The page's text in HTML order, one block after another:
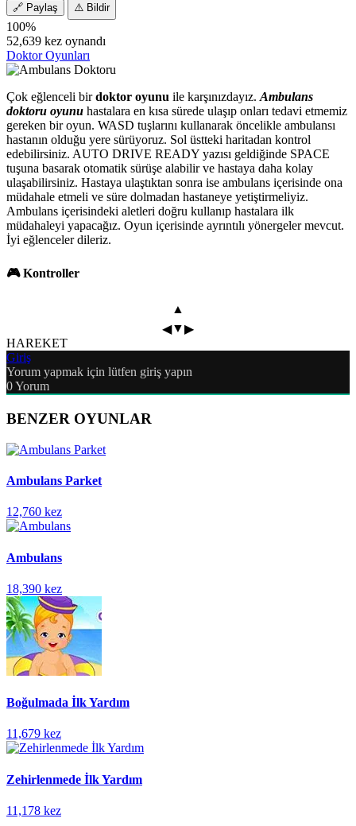
🔗 Paylaş ⚠️ Bildir
100%
52,639 kez oynandı
Doktor Oyunları
Çok eğlenceli birdoktor oyunu ile karşınızdayız. Ambulans
doktoru oyunu hastalara en kısa sürede ulaşıp onları tedavi etmemiz
gereken bir oyun. WASD tuşlarını kullanarak öncelikle ambulansı
hastanın olduğu yere sürüyoruz. Sol üstteki haritadan kontrol
edebilirsiniz. AUTO DRIVE READY yazısı geldiğinde SPACE
tuşuna basarak otomatik sürüşe alabilir ve hastaya daha kolay
ulaşabilirsiniz. Hastaya ulaştıktan sonra ise ambulans içerisinde ona
müdahale etmeli ve süre dolmadan hastaneye yetiştirmeliyiz.
Ambulans içerisindeki aletleri doğru kullanıp hastalara ilk
müdahaleyi yapacağız. Oyun içerisinde ayrıntılı yönergeler mevcut.
İyi eğlenceler dileriz.
🎮 Kontroller
▲
◀▼▶
HAREKET
Giriş
Yorum yapmak için lütfen giriş yapın
0Yorum
BENZER OYUNLAR
Ambulans Parket
12,760 kez
Ambulans
18,390 kez
Boğulmada İlk Yardım
11,679 kez
Zehirlenmede İlk Yardım
11,178 kez